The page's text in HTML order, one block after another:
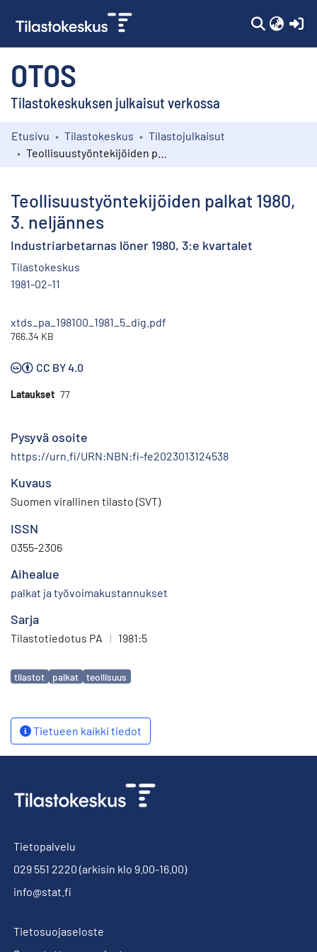
OTOS
Tilastokeskuksen julkaisut verkossa
Kokoelmat
Etusivu Tilastokeskus
Tilastojulkaisut
Teollisuustyöntekijöiden palkat 1980,
3. neljännes
Industriarbetarnas löner 1980, 3:e kvartalet
Tilastokeskus
1981-02-11
xtds_pa_198100_1981_5_dig.pdf
766.34 KB
CC BY 4.0
Lataukset 77
Pysyvä osoite
https://urn.fi/URN:NBN:fi-fe2023013124538
Kuvaus
Suomen virallinen tilasto (SVT)
ISSN
0355-2306
Aihealue
palkat ja työvoimakustannukset
Sarja
Tilastotiedotus PA | 1981:5
Avainsanat
tilastot palkat teollisuus
Tietueen kaikki tiedot
Tietopalvelu
029 551 2220 (arkisin klo 9.00-16.00)
info@stat.fi
Tietosuojaseloste